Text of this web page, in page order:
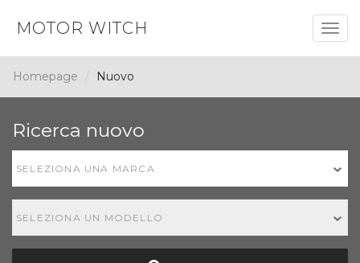
MOTOR WITCH
Homepage Nuovo
Ricerca nuovo
SELEZIONA UNA MARCA
SELEZIONA UN MODELLO